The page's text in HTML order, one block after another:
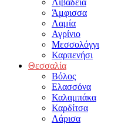
Άμφισσα
Λαμία
Αγρίνιο
Μεσσολόγγι
Καρπενήσι
Θεσσαλία
Βόλος
Ελασσόνα
Καλαμπάκα
Καρδίτσα
Λάρισα